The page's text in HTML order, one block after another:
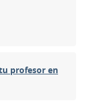
profesor en